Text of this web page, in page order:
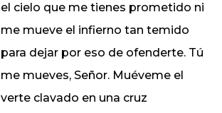
el cielo que me tienes prometido ni
me mueve el infierno tan temido
para dejar por eso de ofenderte. Tú
me mueves, Señor. Muéveme el
verte clavado en una cruz